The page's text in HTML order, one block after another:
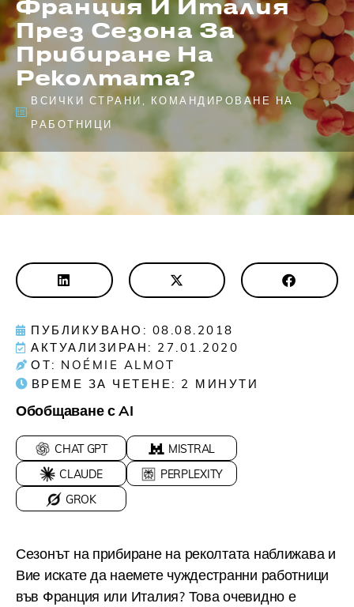
Франция И Италия
През Сезона За
Прибиране На
Реколтата?
ВСИЧКИ СТРАНИ
КОМАНДИРОВАНЕ НА
РАБОТНИЦИ
ПУБЛИКУВАНО: 08.08.2018
АКТУАЛИЗИРАН: 27.01.2020
ОТ: NOÉMIE ALMOT
ВРЕМЕ ЗА ЧЕТЕНЕ: 2 МИНУТИ
Обобщаване с AI
CHAT GPT
MISTRAL
CLAUDE
PERPLEXITY
GROK
Сезонът на прибиране на реколтата наближава и
Вие искате да наемете чуждестранни работници
във Франция или Италия? Това очевидно е